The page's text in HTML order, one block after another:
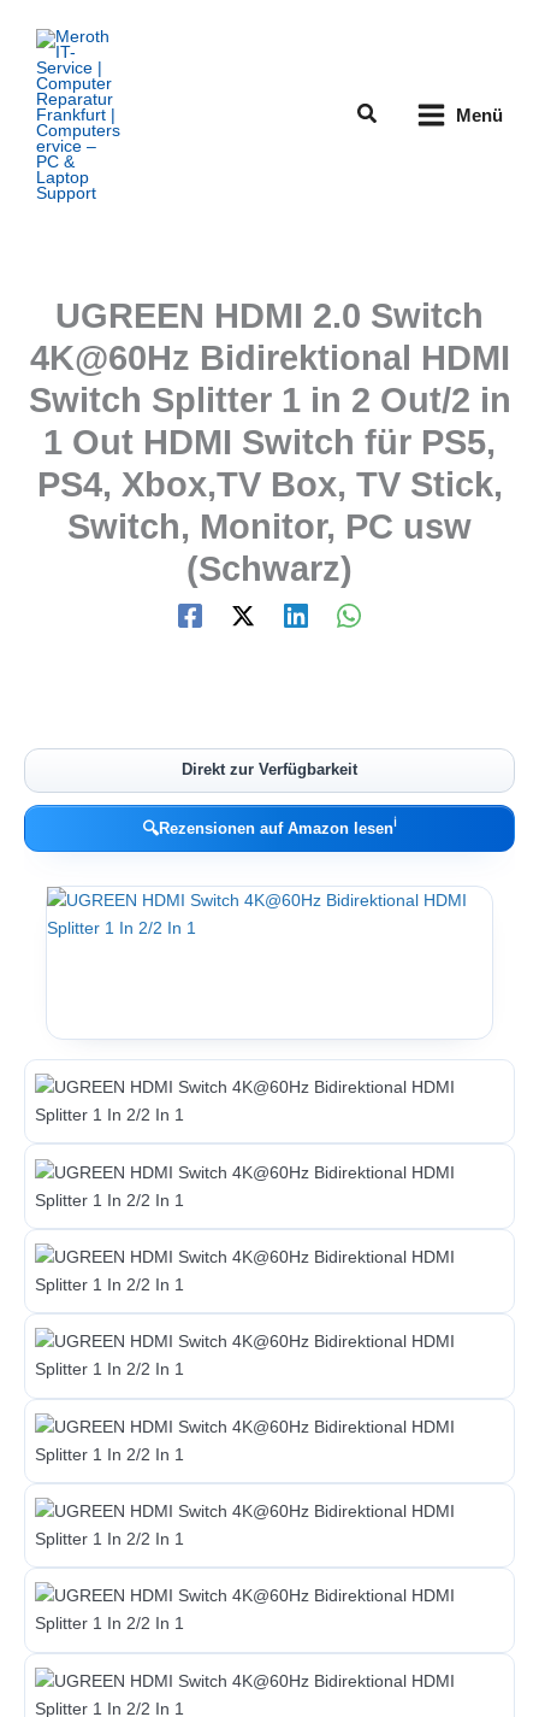
Inhalt
springen
Suchen Menü
UGREEN HDMI 2.0 Switch
4K@60Hz Bidirektional HDMI
Switch Splitter 1 in 2 Out/2 in
1 Out HDMI Switch für PS5,
PS4, Xbox,TV Box, TV Stick,
Switch, Monitor, PC usw
(Schwarz)
Direkt zur Verfügbarkeit
🔍Rezensionen auf Amazon lesenℹ︎